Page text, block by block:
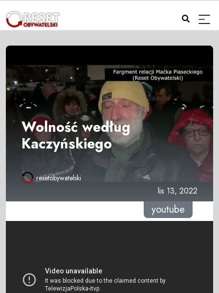
Wolność według
Kaczyńskiego
resetobywatelski
lis 13, 2022
youtube